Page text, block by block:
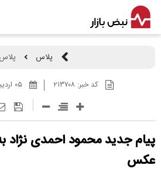
پلاس پلاس
کد خبر:۲۱۳۷۰۸ ۰۵ ارديبهشت ۱۴۰۴ - ۱۷:۱۵
پیام جدید محمود احمدی نژاد
عکس